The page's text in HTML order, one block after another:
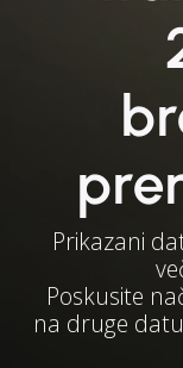
Prikazani
Poskusite
na druge